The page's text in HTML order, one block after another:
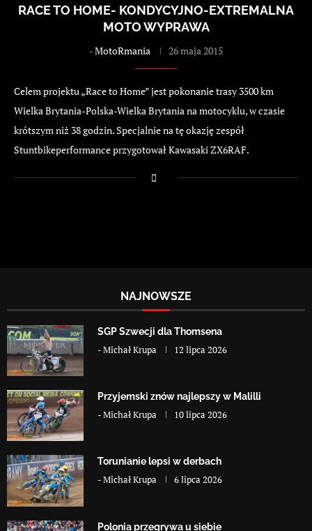
RACE TO HOME- KONDYCYJNO-EXTREMALNA
MOTO WYPRAWA
-MotoRmania 26 maja 2015
Celem projektu „Race to Home” jest pokonanie trasy 3500 km
Wielka Brytania-Polska-Wielka Brytania na motocyklu, w czasie
krótszym niż 38 godzin. Specjalnie na tę okazję zespół
Stuntbikeperformance przygotował Kawasaki ZX6RAF.
NAJNOWSZE
SGP Szwecji dla Thomsena
-Michał Krupa 12 lipca 2026
Przyjemski znów najlepszy w Malilli
-Michał Krupa 10 lipca 2026
Torunianie lepsi w derbach
-Michał Krupa 6 lipca 2026
Polonia przegrywa u siebie